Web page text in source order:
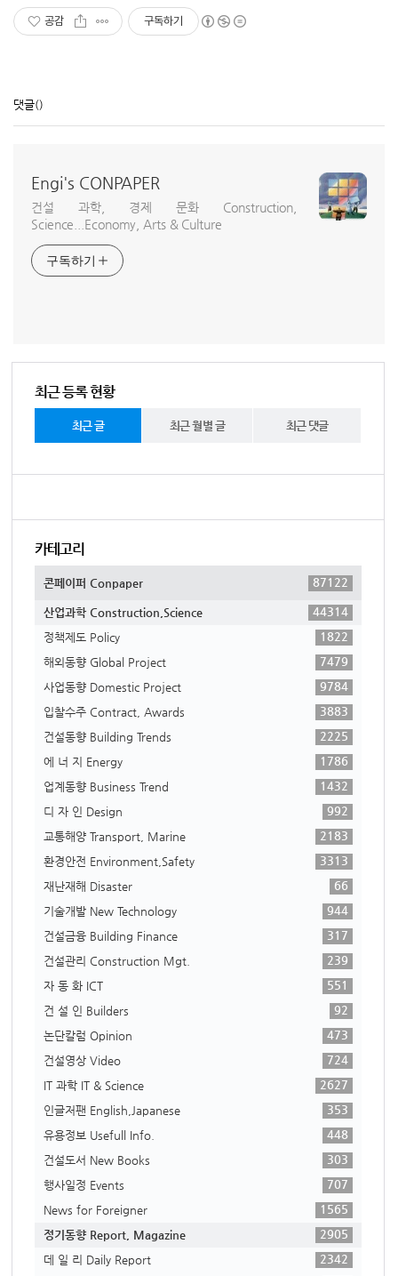
공감 구독하기
댓글()
Engi's CONPAPER
건설 과학, 경제 문화 Construction,
Science...Economy, Arts & Culture
구독하기
최근 등록 현황
최근 글 최근 월별 글 최근 댓글
카테고리
콘페이퍼 Conpaper 87122
산업과학 Construction,Science
44314
정책제도 Policy
1822
해외동향 Global Project
7479
사업동향 Domestic Project
9784
입찰수주 Contract, Awards
3883
건설동향 Building Trends
2225
에 너 지 Energy
1786
업계동향 Business Trend
1432
디 자 인 Design
992
교통해양 Transport, Marine
2183
환경안전 Environment,Safety
3313
재난재해 Disaster
66
기술개발 New Technology
944
건설금융 Building Finance
317
건설관리 Construction Mgt.
239
자 동 화 ICT
551
건 설 인 Builders
92
논단칼럼 Opinion
473
건설영상 Video
724
IT 과학 IT & Science
2627
인글저팬 English,Japanese
353
유용정보 Usefull Info.
448
건설도서 New Books
303
행사일정 Events
707
News for Foreigner
1565
정기동향 Report, Magazine
2905
데 일 리 Daily Report
2342